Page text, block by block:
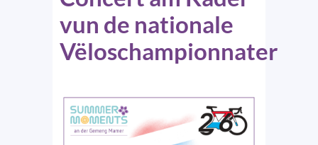
vun de nationale
Vëloschampionnater